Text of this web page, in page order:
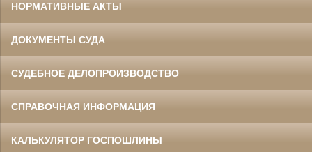
НОРМАТИВНЫЕ АКТЫ
ДОКУМЕНТЫ СУДА
СУДЕБНОЕ ДЕЛОПРОИЗВОДСТВО
СПРАВОЧНАЯ ИНФОРМАЦИЯ
КАЛЬКУЛЯТОР ГОСПОШЛИНЫ